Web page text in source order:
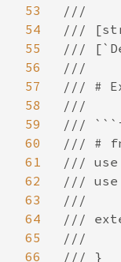
53
54
55
56
57
58
59
60
61
62
63
64
65
66
///
///
///
///
/// #
///
///
/// #
///
/// use
///
///
///
/// }